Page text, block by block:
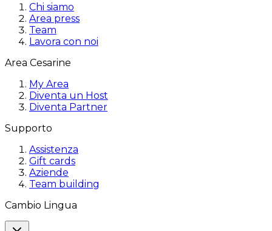
Chi siamo
Area press
Team
Lavora con noi
Area Cesarine
My Area
Diventa un Host
Diventa Partner
Supporto
Assistenza
Gift cards
Aziende
Team building
Cambio Lingua